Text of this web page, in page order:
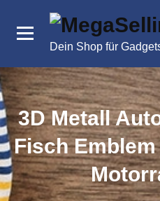
Inhalt
Dein Shop für
3D Metall
Fisch Emblem